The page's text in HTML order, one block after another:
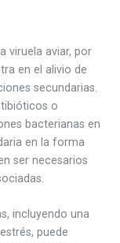
viruela aviar, por
en el alivio de
secundarias.
o
bacterianas en
en la forma
ser necesarios
incluyendo una
puede